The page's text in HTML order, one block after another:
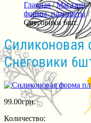
Главная/Магазин/
формы, планшеты/
Снеговики 6шт.
Снеговики
99.00грн.
Количество: